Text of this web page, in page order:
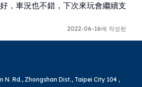
，車況也不錯，下次來玩會繼續支
2022-06-16에 작성된
N. Rd., Zhongshan Dist., Taipei City 104 ,